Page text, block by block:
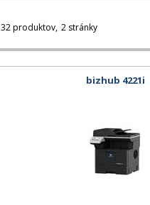
32 produktov 2 stránky
bizhub 4221i